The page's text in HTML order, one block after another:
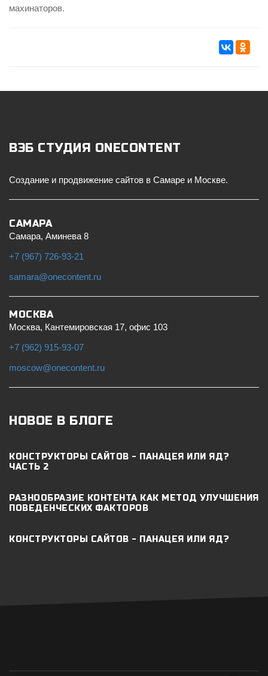
махинаторов.
ВЭБ СТУДИЯ ONECONTENT
Создание и продвижение сайтов в Самаре и Москве.
САМАРА
Самара, Аминева 8
+7 (967) 726-93-21
samara@onecontent.ru
МОСКВА
Москва, Кантемировская 17, офис 103
+7 (962) 915-93-07
moscow@onecontent.ru
НОВОЕ В БЛОГЕ
КОНСТРУКТОРЫ САЙТОВ - ПАНАЦЕЯ ИЛИ ЯД?
ЧАСТЬ 2
РАЗНООБРАЗИЕ КОНТЕНТА КАК МЕТОД УЛУЧШЕНИЯ
ПОВЕДЕНЧЕСКИХ ФАКТОРОВ
КОНСТРУКТОРЫ САЙТОВ - ПАНАЦЕЯ ИЛИ ЯД?